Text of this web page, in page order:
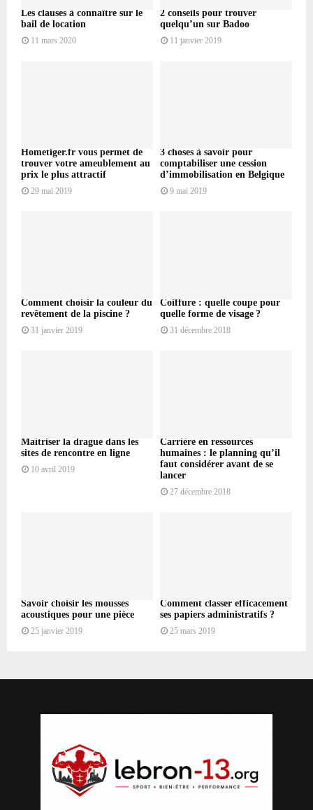
Les clauses à connaître sur le
bail de location
11 mars 2020
2 conseils pour trouver
quelqu’un sur Badoo
11 janvier 2019
Hometiger.fr vous permet de
trouver votre ameublement au
prix le plus attractif
29 mai 2019
3 choses à savoir pour
comptabiliser une cession
d’immobilisation en Belgique
9 mai 2019
Comment choisir la couleur du
revêtement de la piscine ?
31 janvier 2019
Coiffure : quelle coupe pour
quelle forme de visage ?
31 décembre 2018
Maitriser la drague dans les
sites de rencontre en ligne
10 avril 2019
Carrière en ressources
humaines : le planning qu’il
faut considérer avant de se
lancer
27 décembre 2018
Savoir choisir les mousses
acoustiques pour une pièce
25 janvier 2019
Comment classer efficacement
ses papiers administratifs ?
25 mars 2019